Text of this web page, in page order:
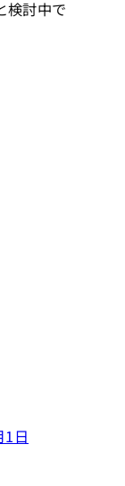
検討中で
1日